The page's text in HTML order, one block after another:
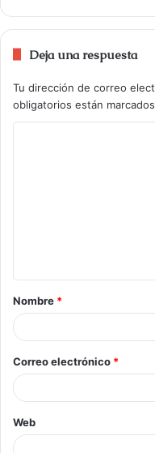
Deja una respuesta
Tu dirección de correo
obligatorios están
Nombre *
Correo electrónico *
Web